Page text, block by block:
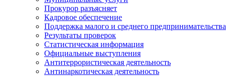
Прокурор разъясняет
Кадровое обеспечение
Поддержка малого и среднего предпринимательства
Результаты проверок
Статистическая информация
Официальные выступления
Антитеррористическая деятельность
Антинаркотическая деятельность